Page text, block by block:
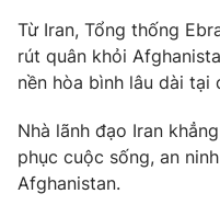
Hậu trường
Nhân vật
Giải sao mai
Điện ảnh
Âm nhạc
Sao
Đời sống
Làm đẹp
Chất lượng cuộc sống
Giáo dục
Tuyển sinh
Công nghệ
Từ Iran, Tổng thống
rút quân khỏi
nền hòa bình lâu dài tại
Nhà lãnh đạo Iran
phục cuộc sống, an
Afghanistan.